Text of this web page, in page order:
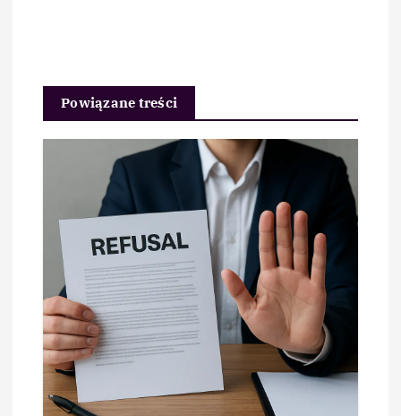
Powiązane treści